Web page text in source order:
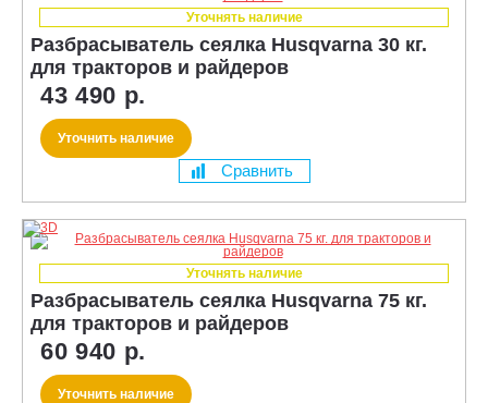
Уточнять наличие
Разбрасыватель сеялка Husqvarna 30 кг.
для тракторов и райдеров
43 490 р.
Уточнить наличие
Сравнить
Уточнять наличие
Разбрасыватель сеялка Husqvarna 75 кг.
для тракторов и райдеров
60 940 р.
Уточнить наличие